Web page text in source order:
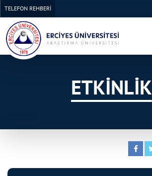
TELEFON REHBERİ
ETKİNLİK